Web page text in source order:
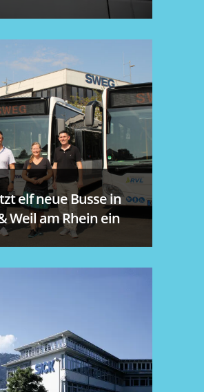
elf neue Busse in
Weil am Rhein ein